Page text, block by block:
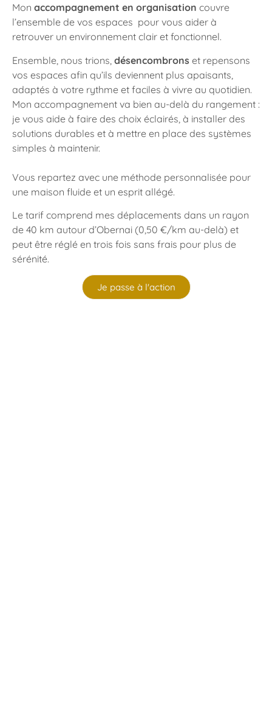
Mon accompagnement en organisation couvre
l’ensemble de vos espaces pour vous aider à
retrouver un environnement clair et fonctionnel.
Ensemble, nous trions, désencombrons et repensons
vos espaces afin qu’ils deviennent plus apaisants,
adaptés à votre rythme et faciles à vivre au quotidien.
Mon accompagnement va bien au-delà du rangement :
je vous aide à faire des choix éclairés, à installer des
solutions durables et à mettre en place des systèmes
simples à maintenir.
Vous repartez avec une méthode personnalisée pour
une maison fluide et un esprit allégé.
Le tarif comprend mes déplacements dans un rayon
de 40 km autour d’Obernai (0,50 €/km au-delà) et
peut être réglé en trois fois sans frais pour plus de
sérénité.
Je passe à l'action